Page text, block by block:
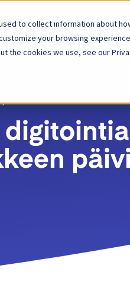
to collect information about
your browsing
the cookies we use, see our
Ratkaisut Kumppani
2021